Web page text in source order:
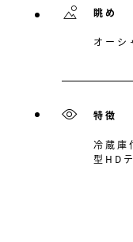
眺め
オーシ
特徴
冷蔵庫
型HD